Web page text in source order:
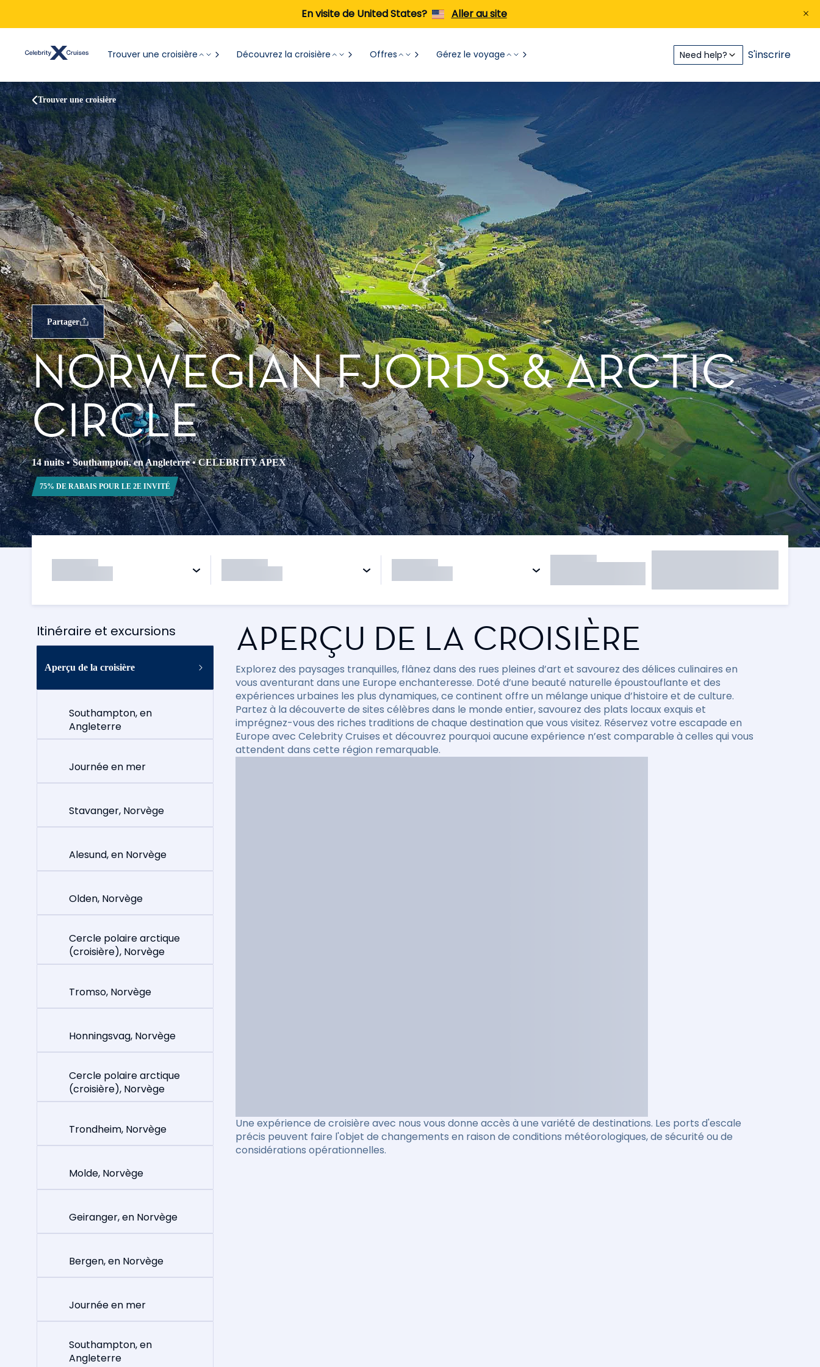
En visite de United States? Aller au site
Trouver une croisière Découvrez la croisière Offres Gérez le voyage Need help? S'inscrire
Trouver une croisière
Partager
NORWEGIAN FJORDS & ARCTIC
CIRCLE
14 nuits•Southampton, en Angleterre•CELEBRITY APEX
75% DE RABAIS POUR LE 2E INVITÉ
Itinéraire et excursions
Aperçu de la croisière
Southampton, en
Angleterre
Journée en mer
Stavanger, Norvège
Alesund, en Norvège
Olden, Norvège
Cercle polaire arctique
(croisière), Norvège
Tromso, Norvège
Honningsvag, Norvège
Cercle polaire arctique
(croisière), Norvège
Trondheim, Norvège
Molde, Norvège
Geiranger, en Norvège
Bergen, en Norvège
Journée en mer
Southampton, en
Angleterre
APERÇU DE LA CROISIÈRE
Explorez des paysages tranquilles, flânez dans des rues pleines d’art et savourez des délices culinaires en
vous aventurant dans une Europe enchanteresse. Doté d’une beauté naturelle époustouflante et des
expériences urbaines les plus dynamiques, ce continent offre un mélange unique d’histoire et de culture.
Partez à la découverte de sites célèbres dans le monde entier, savourez des plats locaux exquis et
imprégnez-vous des riches traditions de chaque destination que vous visitez. Réservez votre escapade en
Europe avec Celebrity Cruises et découvrez pourquoi aucune expérience n’est comparable à celles qui vous
attendent dans cette région remarquable.
Une expérience de croisière avec nous vous donne accès à une variété de destinations. Les ports d'escale
précis peuvent faire l'objet de changements en raison de conditions météorologiques, de sécurité ou de
considérations opérationnelles.